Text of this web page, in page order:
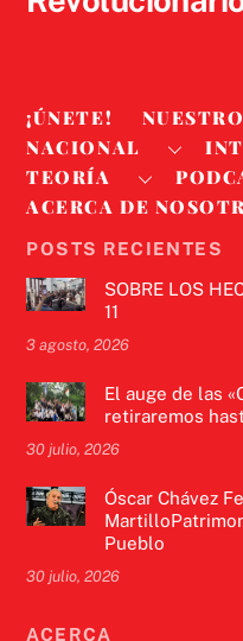
¡ÚNETE!
NACIONAL
TEORÍA
ACERCA DE
POSTS RECIENTES
SOBRE LOS
11
3 agosto, 2026
El auge de las
retiraremos
30 julio, 2026
Óscar Chávez
Pueblo
30 julio, 2026
ACERCA